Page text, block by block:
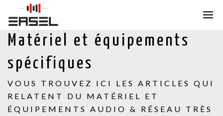
Matériel et équipements
spécifiques
VOUS TROUVEZ ICI LES ARTICLES QUI
RELATENT DU MATÉRIEL ET
ÉQUIPEMENTS AUDIO & RÉSEAU TRÈS